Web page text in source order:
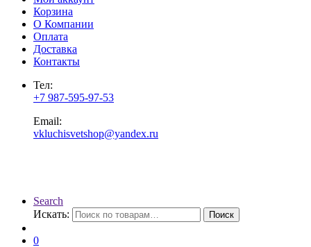
Корзина
О Компании
Оплата
Доставка
Контакты
Тел:
+7 987-595-97-53
Email:
vkluchisvetshop@yandex.ru
Search
Искать:
Поиск
0